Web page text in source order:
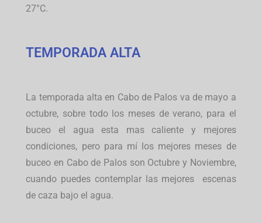
27°C.
TEMPORADA ALTA
La temporada alta en Cabo de Palos va de mayo a
octubre, sobre todo los meses de verano, para el
buceo el agua esta mas caliente y mejores
condiciones, pero para mí los mejores meses de
buceo en Cabo de Palos son Octubre y Noviembre,
cuando puedes contemplar las mejores escenas
de caza bajo el agua.